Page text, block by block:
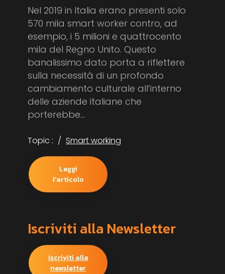
Nel 2019 in Italia erano presenti solo
570 mila smart worker contro, ad
esempio, i 5 milioni e quattrocento
mila del Regno Unito. Questo
banalissimo dato porta a riflettere
sulla necessità di un profondo
cambiamento culturale all’interno
delle aziende italiane che
porterebbe...
Topic : Smart working
Leggi
l'articolo
Iscriviti alla Newsletter
Iscriviti alla
newsletter